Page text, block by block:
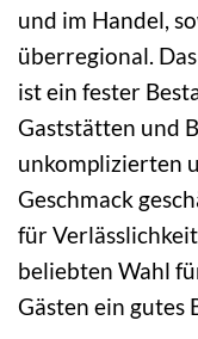
und im Handel,
überregional.
ist ein fester
Gaststätten und
unkomplizierten
Geschmack
für
beliebten Wahl
Gästen ein gutes